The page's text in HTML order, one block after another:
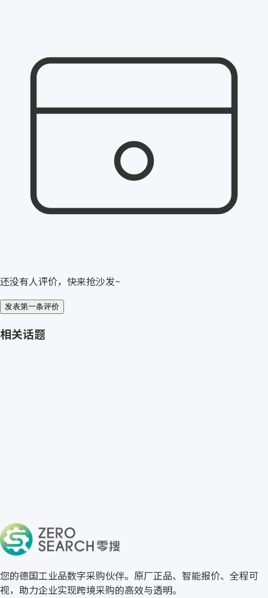
还没有人评价，快来抢沙发~
发表第一条评价
相关话题
关于零搜
您的德国工业品数字采购伙伴。原厂正品、智能报价、全程可
视，助力企业实现跨境采购的高效与透明。